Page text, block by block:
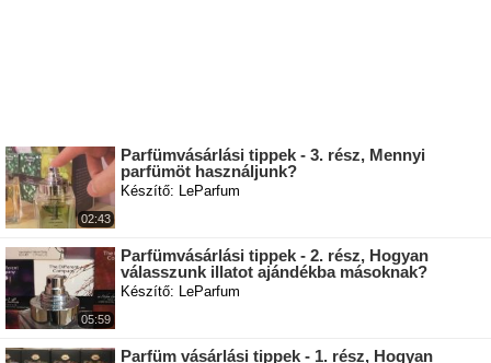
02:43
Parfümvásárlási tippek - 3. rész, Mennyi
parfümöt használjunk?
Készítő: LeParfum
05:59
Parfümvásárlási tippek - 2. rész, Hogyan
válasszunk illatot ajándékba másoknak?
Készítő: LeParfum
Parfüm vásárlási tippek - 1. rész, Hogyan